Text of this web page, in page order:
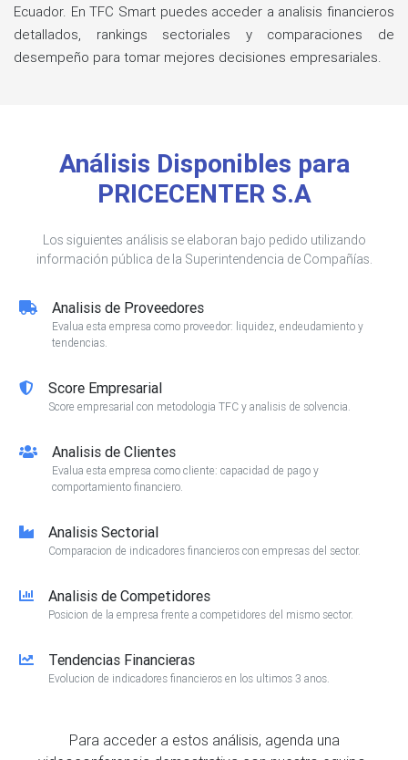
Ecuador. En TFC Smart puedes acceder a analisis financieros
detallados, rankings sectoriales y comparaciones de
desempeño para tomar mejores decisiones empresariales.
Análisis Disponibles para
PRICECENTER S.A
Los siguientes análisis se elaboran bajo pedido utilizando
información pública de la Superintendencia de Compañías.
Analisis de Proveedores
Evalua esta empresa como proveedor: liquidez, endeudamiento y
tendencias.
Score Empresarial
Score empresarial con metodologia TFC y analisis de solvencia.
Analisis de Clientes
Evalua esta empresa como cliente: capacidad de pago y
comportamiento financiero.
Analisis Sectorial
Comparacion de indicadores financieros con empresas del sector.
Analisis de Competidores
Posicion de la empresa frente a competidores del mismo sector.
Tendencias Financieras
Evolucion de indicadores financieros en los ultimos 3 anos.
Para acceder a estos análisis, agenda una